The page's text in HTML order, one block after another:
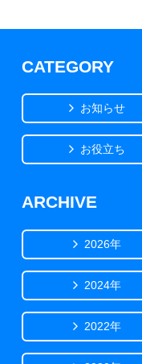
CATEGORY
お知らせ
お役立ち
ARCHIVE
2026年
2024年
2022年